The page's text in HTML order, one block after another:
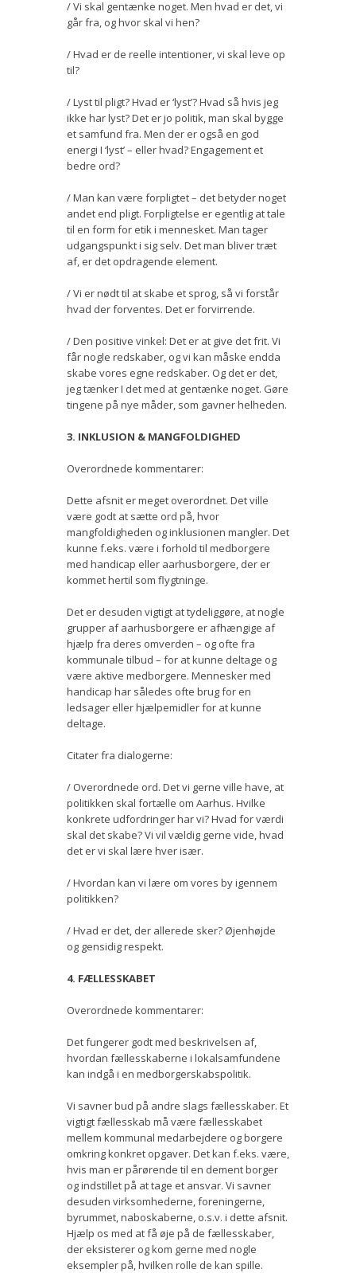
/ Vi skal gentænke noget. Men hvad er det, vi
går fra, og hvor skal vi hen?
/ Hvad er de reelle intentioner, vi skal leve op
til?
/ Lyst til pligt? Hvad er ‘lyst’? Hvad så hvis jeg
ikke har lyst? Det er jo politik, man skal bygge
et samfund fra. Men der er også en god
energi I ‘lyst’ – eller hvad? Engagement et
bedre ord?
/ Man kan være forpligtet – det betyder noget
andet end pligt. Forpligtelse er egentlig at tale
til en form for etik i mennesket. Man tager
udgangspunkt i sig selv. Det man bliver træt
af, er det opdragende element.
/ Vi er nødt til at skabe et sprog, så vi forstår
hvad der forventes. Det er forvirrende.
/ Den positive vinkel: Det er at give det frit. Vi
får nogle redskaber, og vi kan måske endda
skabe vores egne redskaber. Og det er det,
jeg tænker I det med at gentænke noget. Gøre
tingene på nye måder, som gavner helheden.
3. INKLUSION & MANGFOLDIGHED
Overordnede kommentarer:
Dette afsnit er meget overordnet. Det ville
være godt at sætte ord på, hvor
mangfoldigheden og inklusionen mangler. Det
kunne f.eks. være i forhold til medborgere
med handicap eller aarhusborgere, der er
kommet hertil som flygtninge.
Det er desuden vigtigt at tydeliggøre, at nogle
grupper af aarhusborgere er afhængige af
hjælp fra deres omverden – og ofte fra
kommunale tilbud – for at kunne deltage og
være aktive medborgere. Mennesker med
handicap har således ofte brug for en
ledsager eller hjælpemidler for at kunne
deltage.
Citater fra dialogerne:
/ Overordnede ord. Det vi gerne ville have, at
politikken skal fortælle om Aarhus. Hvilke
konkrete udfordringer har vi? Hvad for værdi
skal det skabe? Vi vil vældig gerne vide, hvad
det er vi skal lære hver især.
/ Hvordan kan vi lære om vores by igennem
politikken?
/ Hvad er det, der allerede sker? Øjenhøjde
og gensidig respekt.
4. FÆLLESSKABET
Overordnede kommentarer:
Det fungerer godt med beskrivelsen af,
hvordan fællesskaberne i lokalsamfundene
kan indgå i en medborgerskabspolitik.
Vi savner bud på andre slags fællesskaber. Et
vigtigt fællesskab må være fællesskabet
mellem kommunal medarbejdere og borgere
omkring konkret opgaver. Det kan f.eks. være,
hvis man er pårørende til en dement borger
og indstillet på at tage et ansvar. Vi savner
desuden virksomhederne, foreningerne,
byrummet, naboskaberne, o.s.v. i dette afsnit.
Hjælp os med at få øje på de fællesskaber,
der eksisterer og kom gerne med nogle
eksempler på, hvilken rolle de kan spille.